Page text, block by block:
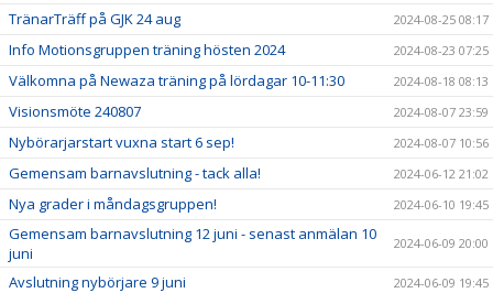
TränarTräff på GJK 24 aug 2024-08-25 08:17
Info Motionsgruppen träning hösten 2024 2024-08-23 07:25
Välkomna på Newaza träning på lördagar 10-11:30 2024-08-18 08:13
Visionsmöte 240807 2024-08-07 23:59
Nybörarjarstart vuxna start 6 sep! 2024-08-07 10:56
Gemensam barnavslutning - tack alla! 2024-06-12 21:02
Nya grader i måndagsgruppen! 2024-06-10 19:45
Gemensam barnavslutning 12 juni - senast anmälan 10
juni
2024-06-09 20:00
Avslutning nybörjare 9 juni 2024-06-09 19:45